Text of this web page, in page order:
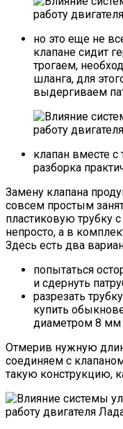
но это еще не
клапане сидит
трогаем,
шланга, для
выдергиваем
клапан вместе
разборка
Замену клапана
совсем простым
пластиковую трубку
непросто, а в
Здесь есть два
попытаться
и сдернуть
разрезать
купить
диаметром 8 мм
Отмерив нужную
соединяем с
такую конструкцию,